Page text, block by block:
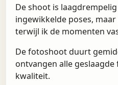
De shoot is
ingewikkelde poses,
terwijl ik de momenten
De fotoshoot duurt
ontvangen alle geslaagde
kwaliteit.